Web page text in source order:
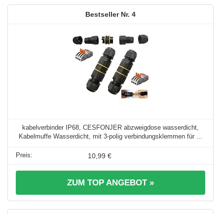
4
kabelverbinder IP68, CESFONJER abzweigdose wasserdicht,
Kabelmuffe Wasserdicht, mit 3-polig verbindungsklemmen für ...
10,99 €
ZUM TOP ANGEBOT »